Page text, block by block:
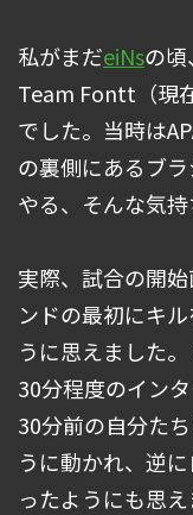
私がまだeiNsの頃
Team Fontt（現
でした。当時は
の裏側にあるブ
やる、そんな気持
実際、試合の開
ンドの最初にキ
うに思えました
30分程度のイン
30分前の自分た
うに動かれ、逆
ったようにも思え